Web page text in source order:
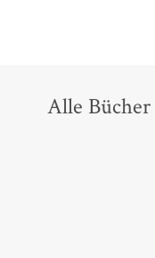
Alle